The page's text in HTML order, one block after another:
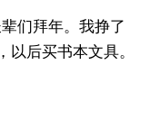
们拜年。我挣了
以后买书本文具。